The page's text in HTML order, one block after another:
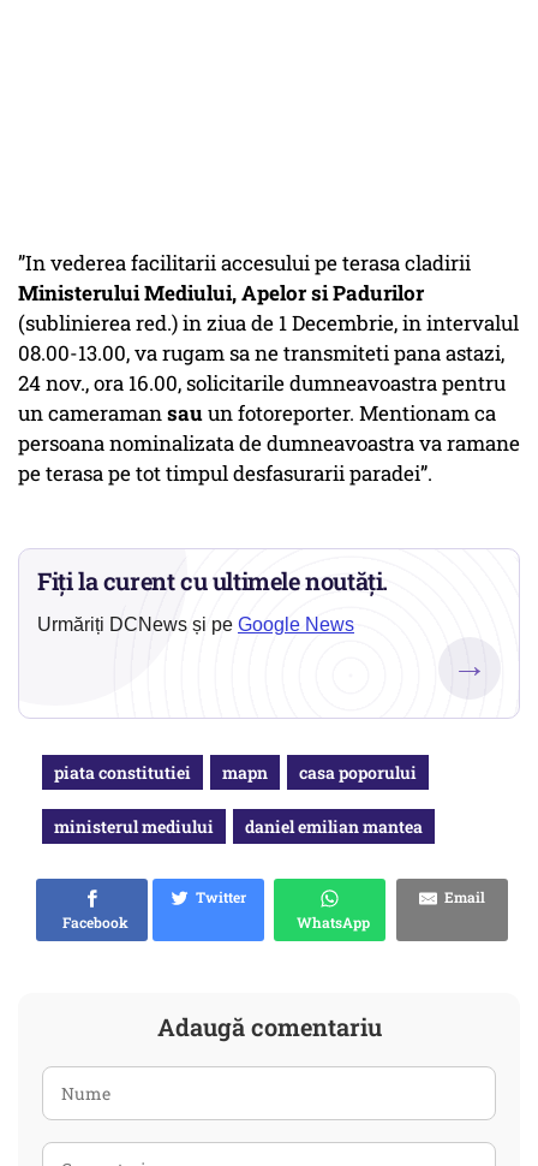
”In vederea facilitarii accesului pe terasa cladirii
Ministerului Mediului, Apelor si Padurilor
(sublinierea red.) in ziua de 1 Decembrie, in intervalul
08.00-13.00, va rugam sa ne transmiteti pana astazi,
24 nov., ora 16.00, solicitarile dumneavoastra pentru
un cameramansauun fotoreporter. Mentionam ca
persoana nominalizata de dumneavoastra va ramane
pe terasa pe tot timpul desfasurarii paradei”.
Fiți la curent cu ultimele noutăți.
Urmăriți DCNews și pe Google News
→
piata constitutiei mapn casa poporului
ministerul mediului daniel emilian mantea
Facebook
Twitter
WhatsApp
Email
Adaugă comentariu